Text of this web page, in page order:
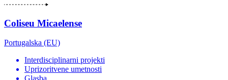
Coliseu Micaelense
Portugalska (EU)
Interdisciplinarni projekti
Uprizoritvene umetnosti